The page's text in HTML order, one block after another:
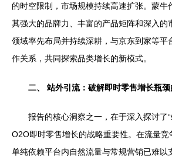
的时空限制，市场规模持续高速扩张。蒙牛
其强大的品牌力、丰富的产品矩阵和深入的
领域率先布局并持续深耕，与京东到家等平
作关系，共同探索品类增长的新模式。
二、 站外引流：破解即时零售增长瓶
报告的核心洞察之一，在于深入探讨了
O2O即时零售增长的战略重要性。在流量竞
单纯依赖平台内自然流量与常规营销已难以